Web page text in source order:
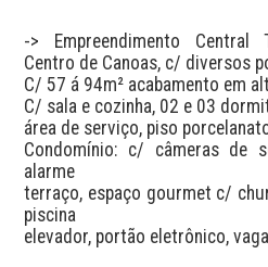
-> Empreendimento Central
Centro de Canoas, c/ diversos
C/ 57 á 94m² acabamento em
C/ sala e cozinha, 02 e 03
área de serviço, piso
Condomínio: c/ câmeras de
alarme
terraço, espaço gourmet c/
piscina
elevador, portão eletrônico,